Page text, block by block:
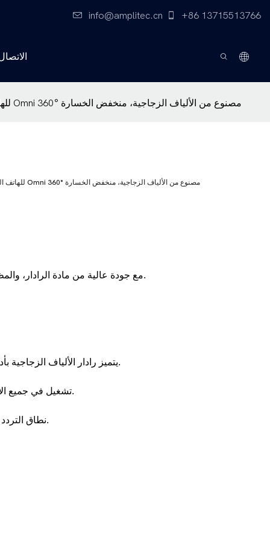
info@amplitec.cn +86 13715513766
جهاز استقبال إشارة خارجي AMPLITEC 4.5dBi للهاتف المحمول، هوائي Omni 360° مصنوع من الألياف الزجاجية، منخفض الخسارة
جهاز استقبال إشارة خارجي AMPLITEC 4.5dBi للهاتف المحمول، هوائي Omni 360° مصنوع من الألياف الزجاجية، منخفض الخسارة
مع جودة عالية من مادة الرادار، والمظهر الأنيق، والحماية من الأشعة فوق البنفسجية.
يتميز رادار الألياف الزجاجية بأداء جيد في مقاومة الاهتزاز ومقاومة الشيخوخة.
تشغيل في جميع الأحوال الجوية، مجموعة تركيب فولاذية مستقرة.
نطاق التردد 698~2700 ميجا هرتز، مكسب 5/10.5 ديسيبل.